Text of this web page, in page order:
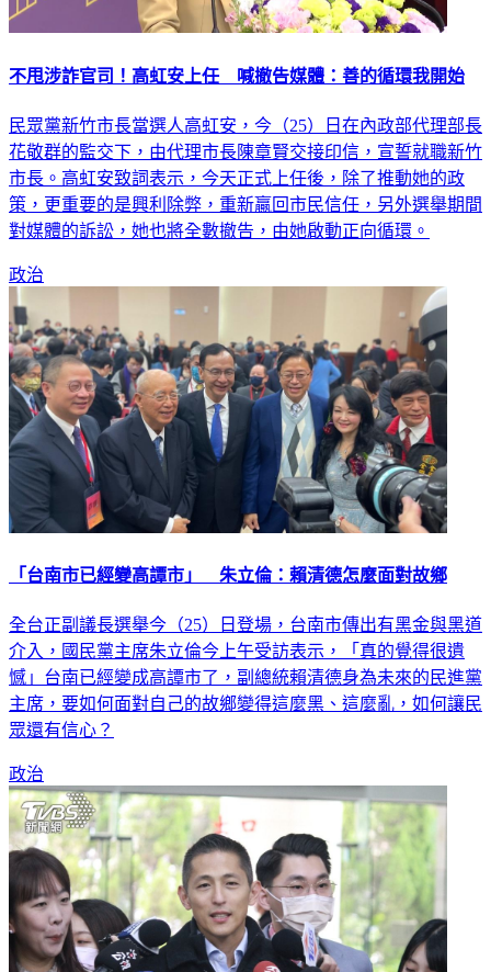
不甩涉詐官司！高虹安上任 喊撤告媒體：善的循環我開始
民眾黨新竹市長當選人高虹安，今（25）日在內政部代理部長
花敬群的監交下，由代理市長陳章賢交接印信，宣誓就職新竹
市長。高虹安致詞表示，今天正式上任後，除了推動她的政
策，更重要的是興利除弊，重新贏回市民信任，另外選舉期間
對媒體的訴訟，她也將全數撤告，由她啟動正向循環。
政治
「台南市已經變高譚市」 朱立倫：賴清德怎麼面對故鄉
全台正副議長選舉今（25）日登場，台南市傳出有黑金與黑道
介入，國民黨主席朱立倫今上午受訪表示，「真的覺得很遺
憾」台南已經變成高譚市了，副總統賴清德身為未來的民進黨
主席，要如何面對自己的故鄉變得這麼黑、這麼亂，如何讓民
眾還有信心？
政治